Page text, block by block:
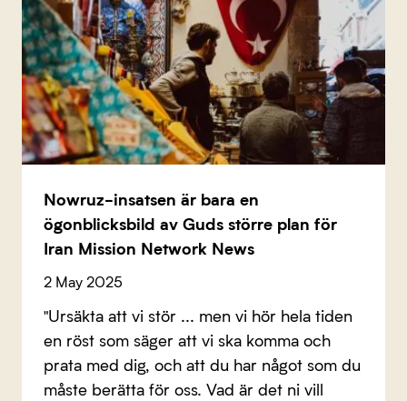
Nowruz-insatsen är bara en
ögonblicksbild av Guds större plan för
Iran Mission Network News
2 May 2025
"Ursäkta att vi stör ... men vi hör hela tiden
en röst som säger att vi ska komma och
prata med dig, och att du har något som du
måste berätta för oss. Vad är det ni vill